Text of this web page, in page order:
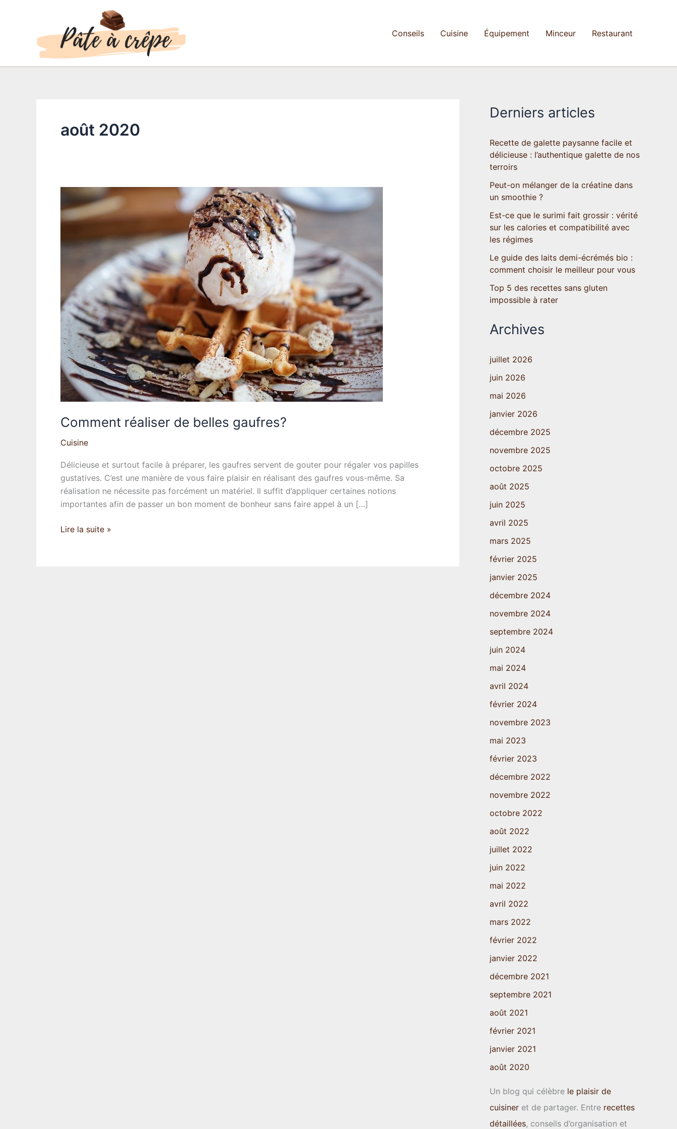
Conseils Cuisine Équipement Minceur Restaurant
août 2020
Comment réaliser de belles gaufres?
Cuisine
Délicieuse et surtout facile à préparer, les gaufres servent de gouter pour régaler vos papilles
gustatives. C’est une manière de vous faire plaisir en réalisant des gaufres vous-même. Sa
réalisation ne nécessite pas forcément un matériel. Il suffit d’appliquer certaines notions
importantes afin de passer un bon moment de bonheur sans faire appel à un […]
Comment
Lire la suite »
Derniers articles
Recette de galette paysanne facile et
délicieuse : l’authentique galette de nos
terroirs
Peut-on mélanger de la créatine dans
un smoothie ?
Est-ce que le surimi fait grossir : vérité
sur les calories et compatibilité avec
les régimes
Le guide des laits demi-écrémés bio :
comment choisir le meilleur pour vous
Top 5 des recettes sans gluten
impossible à rater
Archives
juillet 2026
juin 2026
mai 2026
janvier 2026
décembre 2025
novembre 2025
octobre 2025
août 2025
juin 2025
avril 2025
mars 2025
février 2025
janvier 2025
décembre 2024
novembre 2024
septembre 2024
juin 2024
mai 2024
avril 2024
février 2024
novembre 2023
mai 2023
février 2023
décembre 2022
novembre 2022
octobre 2022
août 2022
juillet 2022
juin 2022
mai 2022
avril 2022
mars 2022
février 2022
janvier 2022
décembre 2021
septembre 2021
août 2021
février 2021
janvier 2021
août 2020
Un blog qui célèbre le plaisir de
cuisiner et de partager. Entre recettes
détaillées, conseils d’organisation et